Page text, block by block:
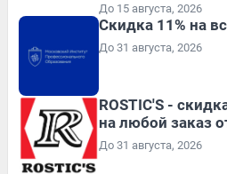
До 15 августа, 2026
Скидка 11% на
До 31 августа, 2026
ROSTIC'S -
на любой заказ
До 31 августа, 2026